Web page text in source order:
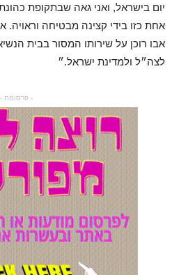
יום בישראל, ואני גאה שבתקופת
אחת כזו בידי קצינה מבטיחה וראויה.
אבו רוכן על שירותו המסור בבית
לצה״ל ולמדינת ישראל.״
- פרסומת -